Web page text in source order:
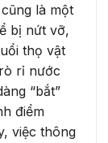
là một
bị nứt vỡ,
thọ vật
rỉ nước
“bắt”
điểm
việc thông